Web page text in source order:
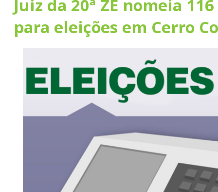
Juiz da 20ª ZE nomeia
para eleições em Cerro